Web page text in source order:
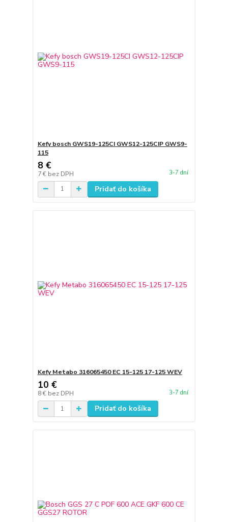
Kefy bosch GWS19-125CI GWS12-125CIP GWS9-
115
8 €
7 € bez DPH 3-7 dní
Pridať do košíka
Kefy Metabo 316065450 EC 15-125 17-125 WEV
10 €
8 € bez DPH 3-7 dní
Pridať do košíka